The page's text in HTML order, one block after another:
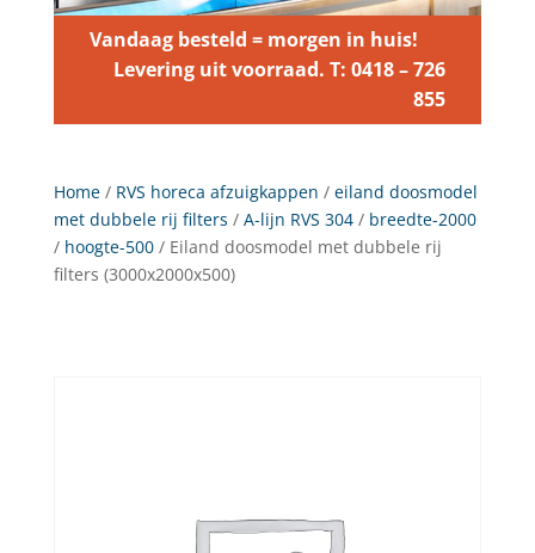
Vandaag besteld = morgen in huis!
Levering uit voorraad. T: 0418 – 726
855
Home/ RVS horeca afzuigkappen / eiland doosmodel
met dubbele rij filters / A-lijn RVS 304/ breedte-2000
/ hoogte-500/ Eiland doosmodel met dubbele rij
filters (3000x2000x500)